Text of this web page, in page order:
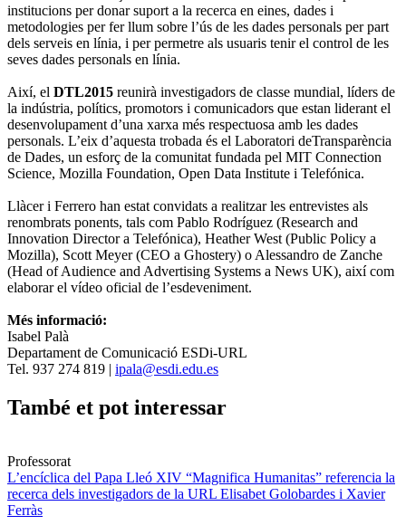
institucions per donar suport a la recerca en eines, dades i
metodologies per fer llum sobre l’ús de les dades personals per part
dels serveis en línia, i per permetre als usuaris tenir el control de les
seves dades personals en línia.
Així, el DTL2015 reunirà investigadors de classe mundial, líders de
la indústria, polítics, promotors i comunicadors que estan liderant el
desenvolupament d’una xarxa més respectuosa amb les dades
personals. L’eix d’aquesta trobada és el Laboratori deTransparència
de Dades, un esforç de la comunitat fundada pel MIT Connection
Science, Mozilla Foundation, Open Data Institute i Telefónica.
Llàcer i Ferrero han estat convidats a realitzar les entrevistes als
renombrats ponents, tals com Pablo Rodríguez (Research and
Innovation Director a Telefónica), Heather West (Public Policy a
Mozilla), Scott Meyer (CEO a Ghostery) o Alessandro de Zanche
(Head of Audience and Advertising Systems a News UK), així com
elaborar el vídeo oficial de l’esdeveniment.
Més informació:
Isabel Palà
Departament de Comunicació ESDi-URL
Tel. 937 274 819 | ipala@esdi.edu.es
També et pot interessar
Professorat
L’encíclica del Papa Lleó XIV “Magnifica Humanitas” referencia la
recerca dels investigadors de la URL Elisabet Golobardes i Xavier
Ferràs